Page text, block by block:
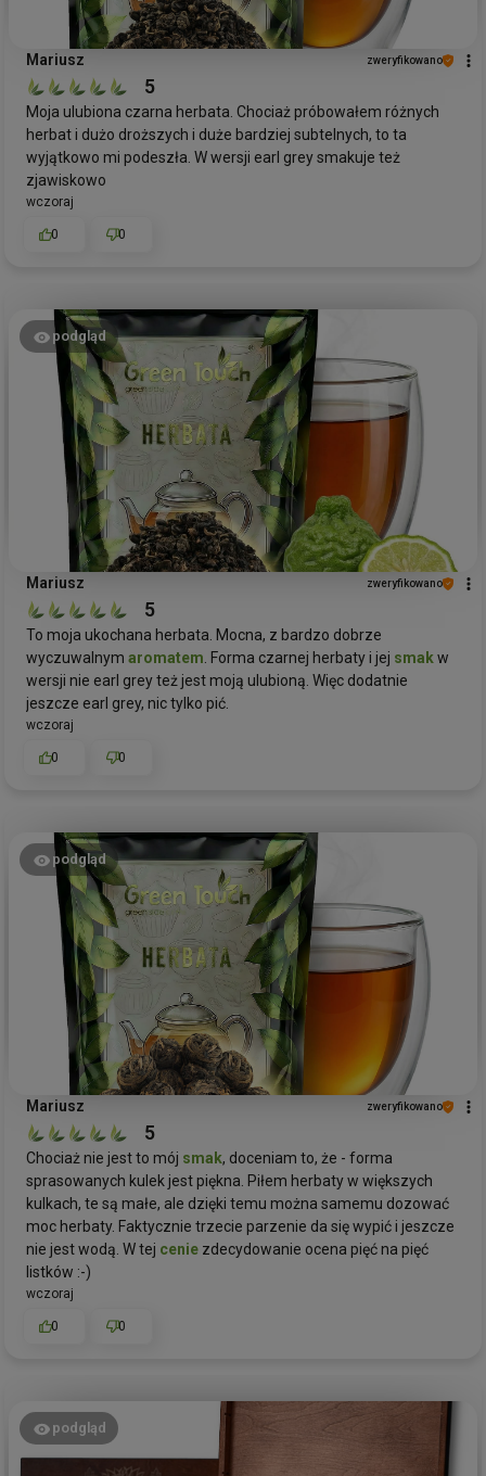
Mariusz zweryfikowano
5
Moja ulubiona czarna herbata. Chociaż próbowałem różnych
herbat i dużo droższych i duże bardziej subtelnych, to ta
wyjątkowo mi podeszła. W wersji earl grey smakuje też
zjawiskowo
wczoraj
0 0
podgląd
Mariusz zweryfikowano
5
To moja ukochana herbata. Mocna, z bardzo dobrze
wyczuwalnym aromatem. Forma czarnej herbaty i jej smakw
wersji nie earl grey też jest moją ulubioną. Więc dodatnie
jeszcze earl grey, nic tylko pić.
wczoraj
0 0
podgląd
Mariusz zweryfikowano
5
Chociaż nie jest to mój smak, doceniam to, że - forma
sprasowanych kulek jest piękna. Piłem herbaty w większych
kulkach, te są małe, ale dzięki temu można samemu dozować
moc herbaty. Faktycznie trzecie parzenie da się wypić i jeszcze
nie jest wodą. W tej cenie zdecydowanie ocena pięć na pięć
listków :-)
wczoraj
0 0
podgląd